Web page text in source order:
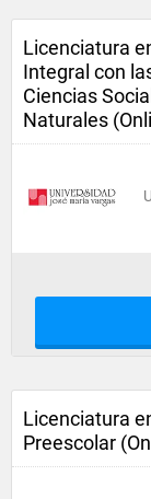
Licenciatura
Integral con
Ciencias
Naturales
Licenciatura
Preescolar